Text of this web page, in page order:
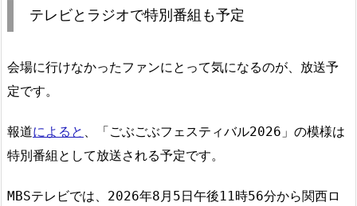
テレビとラジオで特別番組も予定
会場に行けなかったファンにとって気になるのが、放送予
定です。
報道によると 、「ごぶごぶフェスティバル2026」の模様は
特別番組として放送される予定です。
MBSテレビでは、2026年8月5日午後11時56分から関西ロ